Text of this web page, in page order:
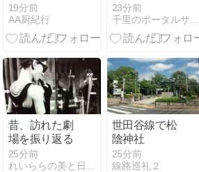
1番ハマった
ゲームを挙げ
てけ
19分前
AA厨紀行
イト対策を実
施
23分前
千里のポータルサイト
昔、訪れた劇
場を振り返る
25分前
世田谷線で松
陰神社
25分前
線路巡礼２